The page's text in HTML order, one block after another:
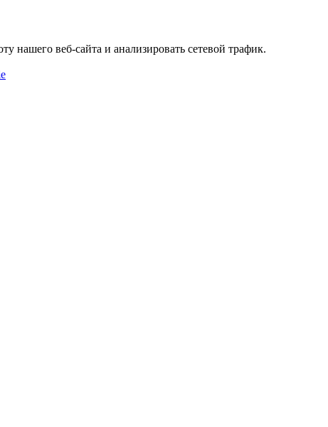
нашего веб-сайта и анализировать сетевой трафик.